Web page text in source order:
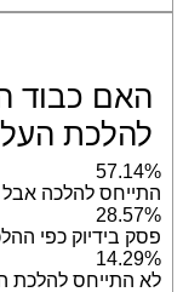
האם כבוד
להלכת העליון
57.14%
התייחס להלכה אבל
28.57%
פסק בידיוק כפי
14.29%
לא התייחס להלכת